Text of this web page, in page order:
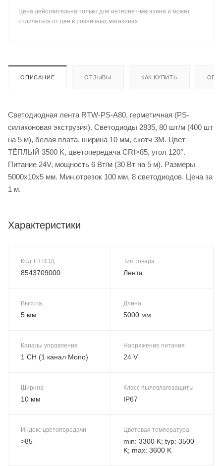
Цена действительна только для интернет-магазина и может
отличаться от цен в розничных магазинах
ОПИСАНИЕ ОТЗЫВЫ КАК КУПИТЬ
Светодиодная лента RTW-PS-A80, герметичная (PS-
силиконовая экструзия). Светодиоды 2835, 80 шт/м (400 шт
на 5 м), белая плата, ширина 10 мм, скотч 3M. Цвет
ТЁПЛЫЙ 3500 K, цветопередача CRI>85, угол 120°.
Питание 24V, мощность 6 Вт/м (30 Вт на 5 м). Размеры
5000x10x5 мм. Мин.отрезок 100 мм, 8 светодиодов. Цена за
1 м.
Характеристики
Код ТН ВЭД
8543709000
Тип товара
Лента
Высота
5 мм
Длина
5000 мм
Каналы управления
1 CH (1 канал Mono)
Напряжение питания
24 V
Ширина
10 мм
Класс пылевлагозащиты
IP67
Индекс цветопередачи
>85
Цветовая температура
min: 3300 K; typ: 3500
K; max: 3600 K